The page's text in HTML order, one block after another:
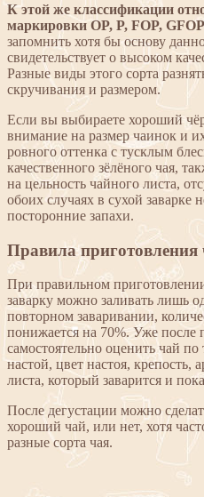
К этой же классификации
маркировки OP, P, FOP,
запомнить хотя бы основу
свидетельствует о высоком
Разные виды этого сорта
скручивания и размером.
Если вы выбираете хороший
внимание на размер чаинок и
ровного оттенка с тусклым
качественного зёлёного чая,
на цельность чайного листа,
обоих случаях в сухой заварке
посторонние запахи.
Правила приготовления
При правильном
заварку можно заливать лишь
повторном заваривании,
понижается на 70%. Уже после
самостоятельно оценить чай
настой, цвет настоя, крепость,
листа, который заварится и
После дегустации можно
хороший чай, или нет, хотя
разные сорта чая.